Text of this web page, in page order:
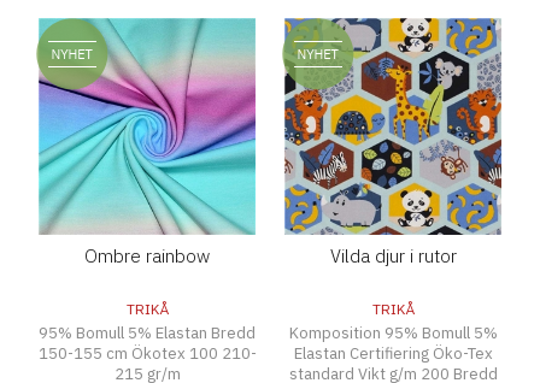
Ombre rainbow
TRIKÅ
95% Bomull 5% Elastan Bredd
150-155 cm Ökotex 100 210-
215 gr/m
Vilda djur i rutor
TRIKÅ
Komposition 95% Bomull 5%
Elastan Certifiering Öko-Tex
standard Vikt g/m 200 Bredd